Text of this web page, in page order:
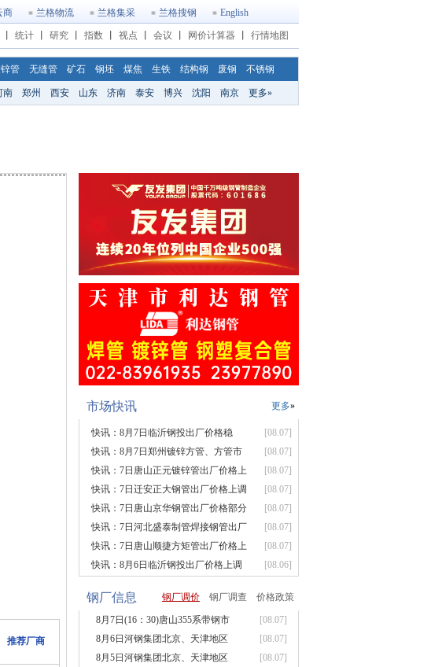
商 兰格物流 兰格集采 兰格搜钢 English
统计 研究 指数 视点 会议 网价计算器 行情地图
管 无缝管 矿石 钢坯 煤焦 生铁 结构钢 废钢 不锈钢
南 郑州 西安 山东 济南 泰安 博兴 沈阳 南京 更多»
推荐厂商